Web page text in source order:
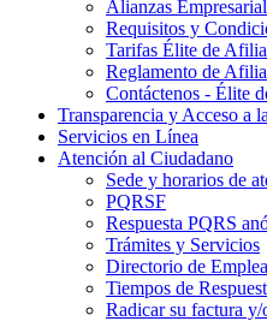
Alianzas
Requisitos y
Tarifas Élite de
Reglamento de
Contáctenos - Élite
Transparencia y Acceso a
Servicios en Línea
Atención al Ciudadano
Sede y horarios de
PQRSF
Respuesta PQRS
Trámites y Servicios
Directorio de
Tiempos de
Radicar su factura